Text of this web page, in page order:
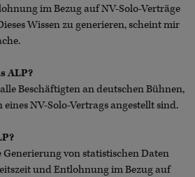
im Bezug auf NV-Solo-Verträge
Wissen zu generieren, scheint mir
ALP?
Beschäftigten an deutschen Bühnen,
NV-Solo-Vertrags angestellt sind.
Generierung von statistischen Daten
und Entlohnung im Bezug auf